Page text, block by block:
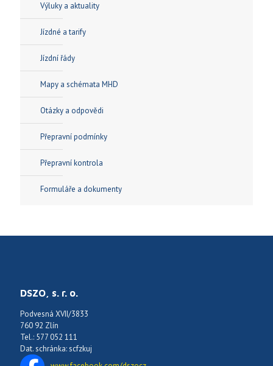
Výluky a aktuality
Jízdné a tarify
Jízdní řády
Mapy a schémata MHD
Otázky a odpovědi
Přepravní podmínky
Přepravní kontrola
Formuláře a dokumenty
DSZO, s. r. o.
Podvesná XVII/3833
760 92 Zlín
Tel.: 577 052 111
Dat. schránka: scfzkuj